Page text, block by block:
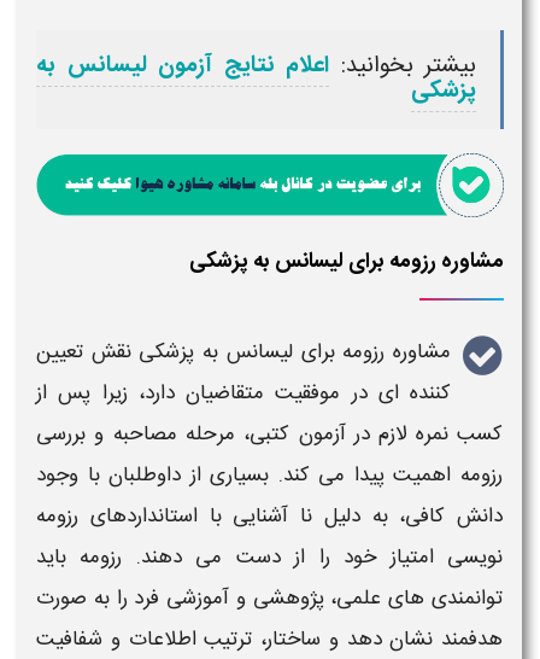
بیشتر بخوانید: اعلام نتایج آزمون لیسانس به
پزشکی
مشاوره رزومه برای لیسانس به پزشکی
مشاوره رزومه برای لیسانس به پزشکینقش تعیین
کننده ای در موفقیت متقاضیان دارد، زیرا پس از
کسب نمره لازم درآزمون کتبی، مرحله مصاحبه و بررسی
رزومه اهمیت پیدا می کند. بسیاری از داوطلبان با وجود
دانش کافی، به دلیل نا آشنایی با استانداردهای رزومه
نویسی امتیاز خود را از دست می دهند. رزومه باید
توانمندی های علمی، پژوهشی و آموزشی فرد را به صورت
هدفمند نشان دهد و ساختار، ترتیب اطلاعات و شفافیت